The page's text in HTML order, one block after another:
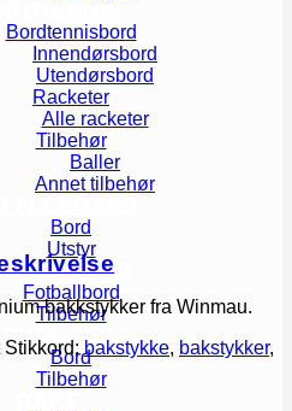
Bordtennisbord
Innendørsbord
Utendørsbord
Racketer
Alle racketer
Tilbehør
Baller
Annet tilbehør
Bord
Utstyr
Fotballbord
Tilbehør
Bord
Tilbehør
bakkstykker fra Winmau.
Stikkord: bakstykke, bakstykker,